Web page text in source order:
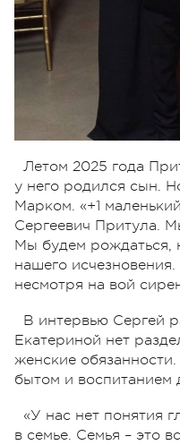
Летом 2025 года
у него родился сын.
Марком. «+1
Сергеевич Притула.
Мы будем рождаться,
нашего
несмотря на вой
В интервью Сергей
Екатериной нет
женские
бытом и воспитанием
«У нас нет понятия
в семье. Семья – это